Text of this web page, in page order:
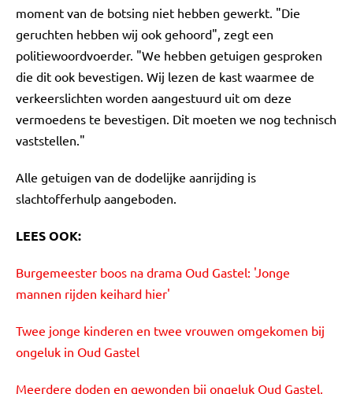
moment van de botsing niet hebben gewerkt. "Die
geruchten hebben wij ook gehoord", zegt een
politiewoordvoerder. "We hebben getuigen gesproken
die dit ook bevestigen. Wij lezen de kast waarmee de
verkeerslichten worden aangestuurd uit om deze
vermoedens te bevestigen. Dit moeten we nog technisch
vaststellen."
Alle getuigen van de dodelijke aanrijding is
slachtofferhulp aangeboden.
LEES OOK:
Burgemeester boos na drama Oud Gastel: 'Jonge
mannen rijden keihard hier'
Twee jonge kinderen en twee vrouwen omgekomen bij
ongeluk in Oud Gastel
Meerdere doden en gewonden bij ongeluk Oud Gastel,